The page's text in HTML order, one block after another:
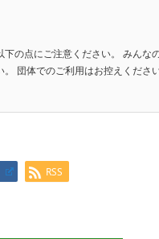
の点にご注意ください。 みんな
団体でのご利用はお控えくださ
RSS